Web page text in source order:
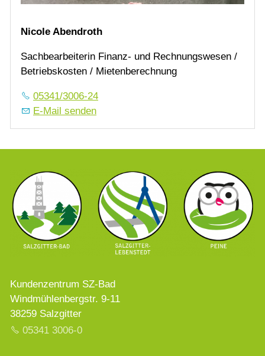
Nicole Abendroth
Sachbearbeiterin Finanz- und Rechnungswesen /
Betriebskosten / Mietenberechnung
05341/3006-24
E-Mail senden
Kundenzentrum SZ-Bad
Windmühlenbergstr. 9-11
38259 Salzgitter
05341 3006-0